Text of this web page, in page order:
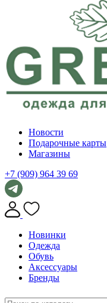
Новости
Подарочные карты
Магазины
+7 (909) 964 39 69
Новинки
Одежда
Обувь
Аксессуары
Бренды